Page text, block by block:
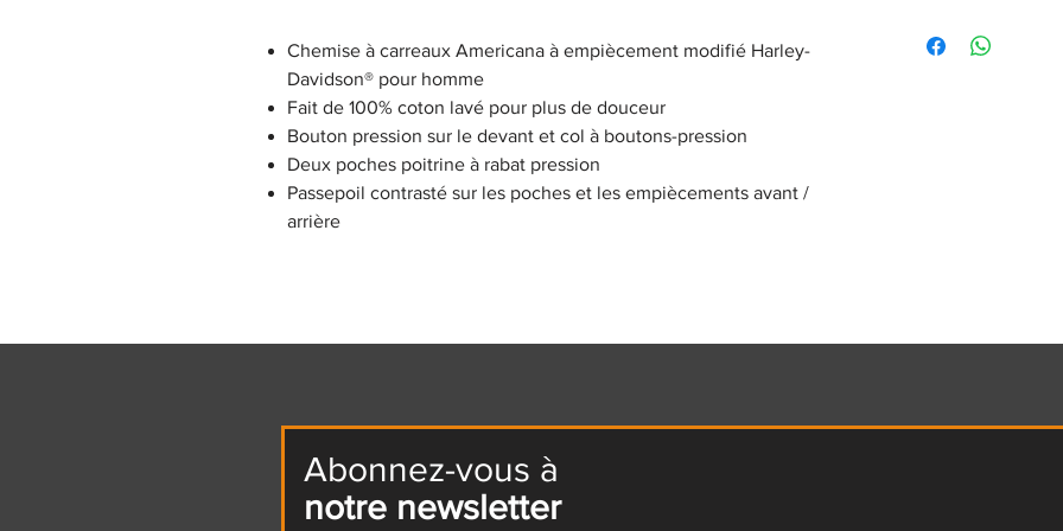
Chemise à carreaux Americana à empiècement modifié Harley-
Davidson® pour homme
Fait de 100% coton lavé pour plus de douceur
Bouton pression sur le devant et col à boutons-pression
Deux poches poitrine à rabat pression
Passepoil contrasté sur les poches et les empiècements avant /
arrière
Abonnez-vous à
notre newsletter